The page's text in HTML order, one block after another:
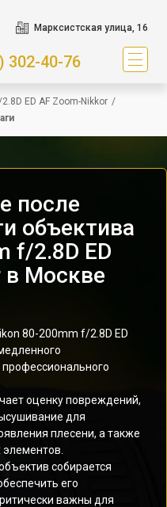
Марксистская улица, 16
302-40-76
ED AF Zoom-Nikkor /
после
объектива
f/2.8D ED
в Москве
80-200mm f/2.8D ED
оценку повреждений,
для
плесени, а также
элементов.
собирается
его
важны для